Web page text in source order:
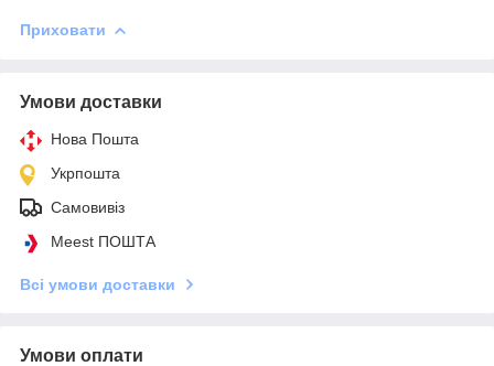
Приховати
Умови доставки
Нова Пошта
Укрпошта
Самовивіз
Meest ПОШТА
Всі умови доставки
Умови оплати